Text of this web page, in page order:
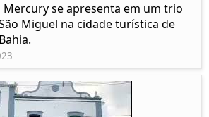
Mercury se apresenta em um trio
Miguel na cidade turística de